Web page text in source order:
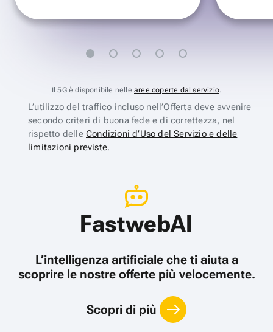
Il 5G è disponibile nelle aree coperte dal servizio.
L’utilizzo del traffico incluso nell’Offerta deve avvenire
secondo criteri di buona fede e di correttezza, nel
rispetto delle Condizioni d’Uso del Servizio e delle
limitazioni previste.
FastwebAI
L’intelligenza artificiale che ti aiuta a
scoprire le nostre offerte più velocemente.
Scopri di più